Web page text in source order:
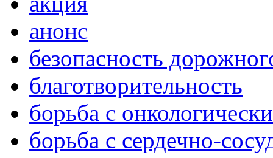
анонс
безопасность
благотворительность
борьба с
борьба с сердечно-